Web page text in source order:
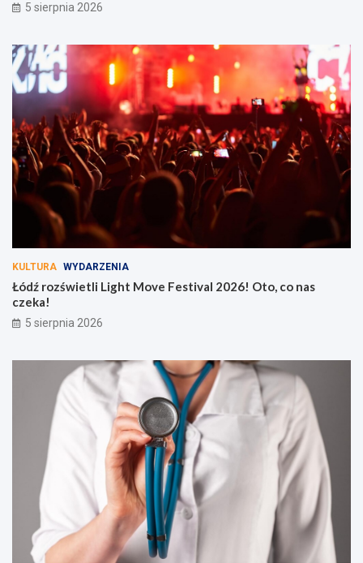
5 sierpnia 2026
KULTURA WYDARZENIA
Łódź rozświetli Light Move Festival 2026! Oto, co nas
czeka!
5 sierpnia 2026